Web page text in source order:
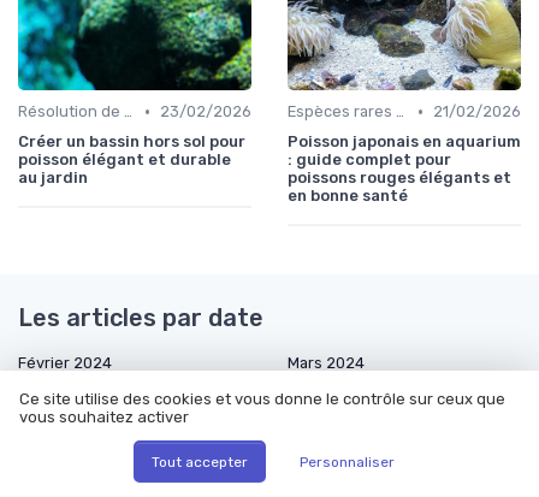
Résolution de problèmes courants •
23/02/2026
Créer un bassin hors sol pour
poisson élégant et durable
au jardin
Espèces rares et exotiques •
21/02/2026
Poisson japonais en aquarium
: guide complet pour
poissons rouges élégants et
en bonne santé
Les articles par date
Février 2024
Mars 2024
Septembre 2024
Octobre 2024
Novembre 2024
Février 2025
Ce site utilise des cookies et vous donne le contrôle sur ceux que
vous souhaitez activer
Tout accepter Personnaliser